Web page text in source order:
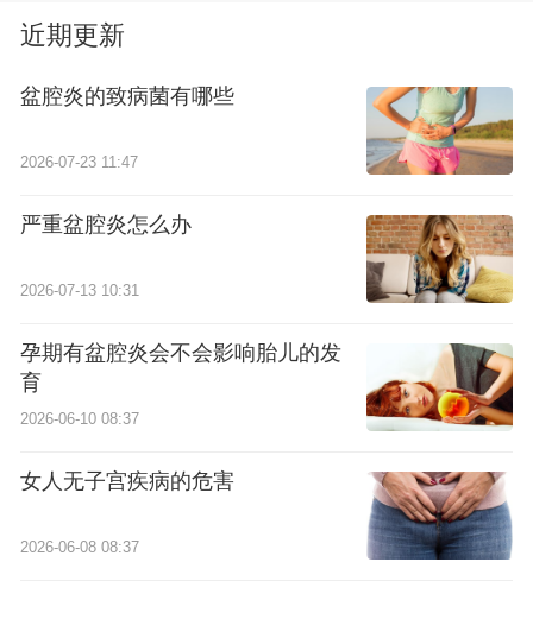
近期更新
盆腔炎的致病菌有哪些
2026-07-23 11:47
严重盆腔炎怎么办
2026-07-13 10:31
孕期有盆腔炎会不会影响胎儿的发
育
2026-06-10 08:37
女人无子宫疾病的危害
2026-06-08 08:37